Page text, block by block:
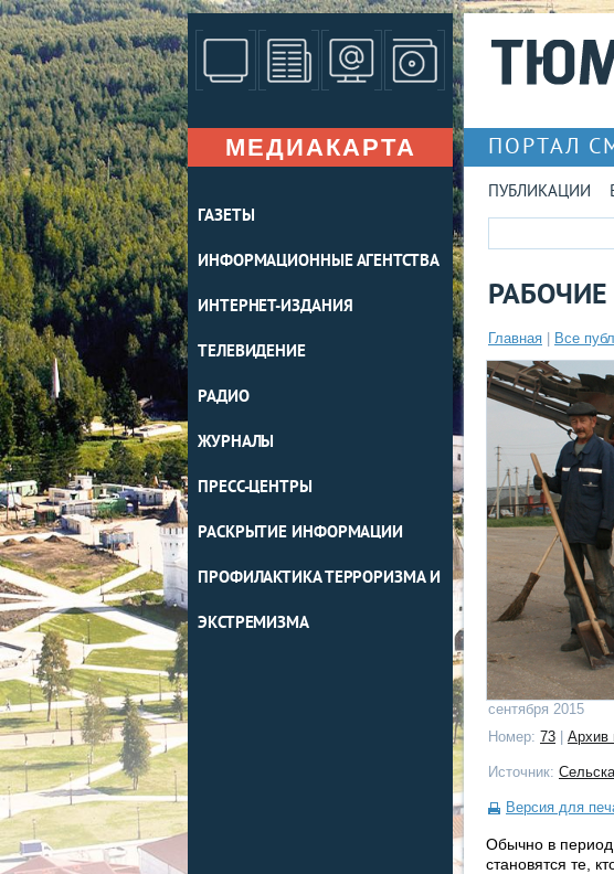
МЕДИАКАРТА
ГАЗЕТЫ
ИНФОРМАЦИОННЫЕ АГЕНТСТВА
ИНТЕРНЕТ-ИЗДАНИЯ
ТЕЛЕВИДЕНИЕ
РАДИО
ЖУРНАЛЫ
ПРЕСС-ЦЕНТРЫ
РАСКРЫТИЕ ИНФОРМАЦИИ
ПРОФИЛАКТИКА ТЕРРОРИЗМА И
ЭКСТРЕМИЗМА
ПОРТАЛ
ПУБЛИКАЦИИ
Главная
Все
сентября 2015
Номер: 73 Архив
Источник:
Версия для
Обычно в период
становятся те,